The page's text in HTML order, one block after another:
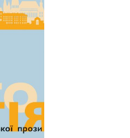
(527)
(55)